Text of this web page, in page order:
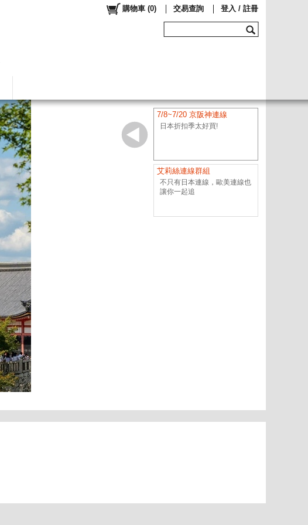
購物車 (0) 交易查詢 登入 / 註冊
7/8~7/20 京阪神連線
日本折扣季太好買!
艾莉絲連線群組
不只有日本連線，歐美連線也
讓你一起追